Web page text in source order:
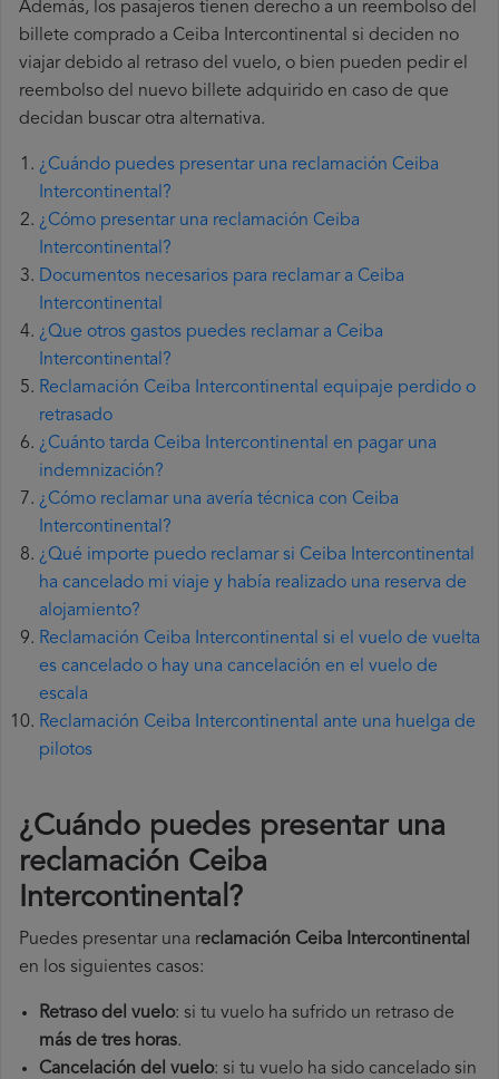
Además, los pasajeros tienen derecho a un reembolso del
billete comprado a Ceiba Intercontinental si deciden no
viajar debido al retraso del vuelo, o bien pueden pedir el
reembolso del nuevo billete adquirido en caso de que
decidan buscar otra alternativa.
¿Cuándo puedes presentar una reclamación Ceiba
Intercontinental?
¿Cómo presentar una reclamación Ceiba
Intercontinental?
Documentos necesarios para reclamar a Ceiba
Intercontinental
¿Que otros gastos puedes reclamar a Ceiba
Intercontinental?
Reclamación Ceiba Intercontinental equipaje perdido o
retrasado
¿Cuánto tarda Ceiba Intercontinental en pagar una
indemnización?
¿Cómo reclamar una avería técnica con Ceiba
Intercontinental?
¿Qué importe puedo reclamar si Ceiba Intercontinental
ha cancelado mi viaje y había realizado una reserva de
alojamiento?
Reclamación Ceiba Intercontinental si el vuelo de vuelta
es cancelado o hay una cancelación en el vuelo de
escala
Reclamación Ceiba Intercontinental ante una huelga de
pilotos
¿Cuándo puedes presentar una
reclamación Ceiba
Intercontinental?
Puedes presentar una reclamación Ceiba Intercontinental
en los siguientes casos:
Retraso del vuelo: si tu vuelo ha sufrido un retraso de
más de tres horas.
Cancelación del vuelo: si tu vuelo ha sido cancelado sin